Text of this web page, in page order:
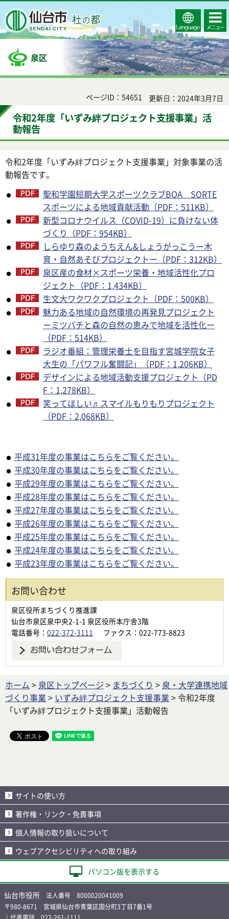
Select
Language
コンテ
ンツメ
ニュー
泉区
ページID：54651 更新日：2024年3月7日
令和2年度「いずみ絆プロジェクト支援事業」活
動報告
令和2年度「いずみ絆プロジェクト支援事業」対象事業の活
動報告です。
聖和学園短期大学スポーツクラブBOA SORTE
スポーツによる地域貢献活動（PDF：511KB）
新型コロナウイルス（COVID-19）に負けない体
づくり（PDF：954KB）
しらゆり森のようちえん&しょうがっこうー木
育・自然あそびプロジェクトー（PDF：312KB）
泉区産の食材×スポーツ栄養・地域活性化プロ
ジェクト（PDF：1,434KB）
生文大ワクワクプロジェクト（PDF：500KB）
魅力ある地域の自然環境の再発見プロジェクト
ーミツバチと森の自然の恵みで地域を活性化ー
（PDF：514KB）
ラジオ番組：管理栄養士を目指す宮城学院女子
大生の「パワフル奮闘記」（PDF：1,206KB）
デザインによる地域活動支援プロジェクト（PD
F：1,278KB）
笑ってほしい♬スマイルもりもりプロジェクト
（PDF：2,068KB）
平成31年度の事業はこちらをご覧ください。
平成30年度の事業はこちらをご覧ください。
平成29年度の事業はこちらをご覧ください。
平成28年度の事業はこちらをご覧ください。
平成27年度の事業はこちらをご覧ください。
平成26年度の事業はこちらをご覧ください。
平成25年度の事業はこちらをご覧ください。
平成24年度の事業はこちらをご覧ください。
平成23年度の事業はこちらをご覧ください。
お問い合わせ
泉区役所まちづくり推進課
仙台市泉区泉中央2-1-1 泉区役所本庁舎3階
電話番号： 022-372-3111 ファクス：022-773-8823
ホーム > 泉区トップページ > まちづくり > 泉・大学連携地域
づくり事業 > いずみ絆プロジェクト支援事業 > 令和2年度
「いずみ絆プロジェクト支援事業」活動報告
サイトの使い方
著作権・リンク・免責事項
個人情報の取り扱いについて
ウェブアクセシビリティへの取り組み
パソコン版を表示する
仙台市役所 法人番号 8000020041009
〒980-8671 宮城県仙台市青葉区国分町3丁目7番1号
｜代表電話 022-261-1111